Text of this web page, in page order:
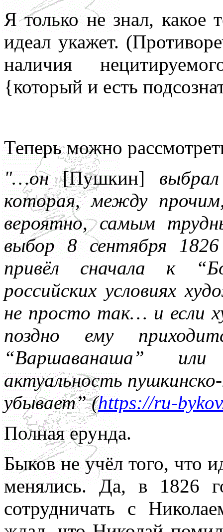
Я только не знал, какое
идеал укажет.
наличия
{который и есть
Теперь можно
"…он[Пушкин]
которая, между
вероятно, самым
выбор 8 сентября
привёл сначала к
российских условиях
не просто так… и если
поздно ему
“Варшаванаша”
актуальность
убывает” (https://ru-
Полная ерунда.
Быков не учёл того, что
менялись. Да, в 1826
сотрудничать с